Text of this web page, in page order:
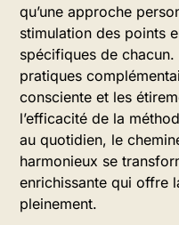
qu’une approche
stimulation des points
spécifiques de
pratiques
consciente et les
l’efficacité de la
au quotidien, le
harmonieux se
enrichissante qui offre
pleinement.